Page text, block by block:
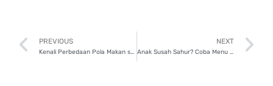
Prev
PREVIOUS
Kenali Perbedaan Pola Makan saat Puasa dan Dampaknya bagi Tubuh
NEXT
Anak Susah Sahur? Coba Menu Ini agar Mereka Semangat Puasa!